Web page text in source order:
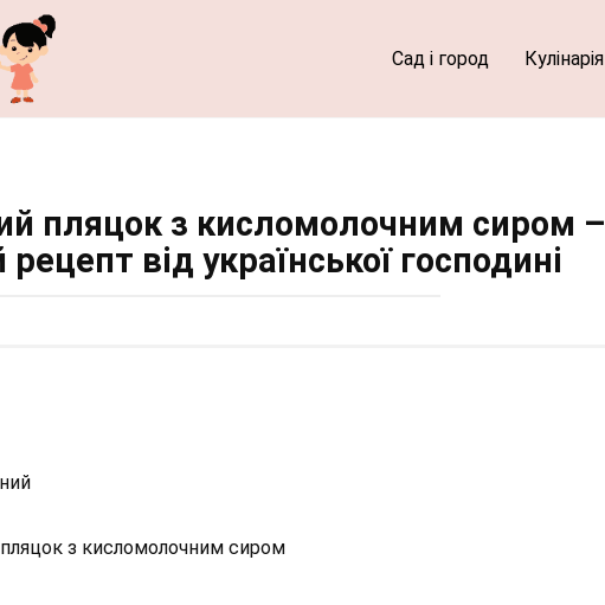
Сад і город Кулінарія
пляцок з кисломолочним сиром –
від української господині
з кисломолочним сиром